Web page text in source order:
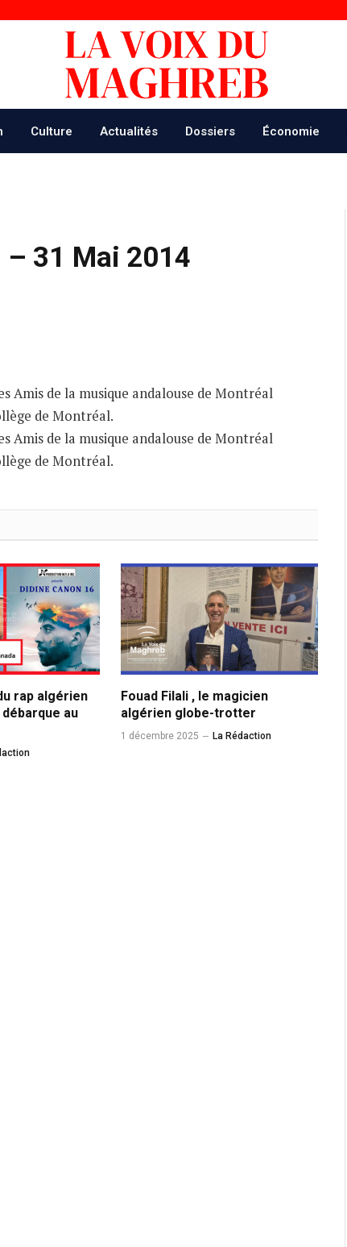
Culture Actualités Dossiers Économie
31 Mai 2014
Amis de la musique andalouse de Montréal
de Montréal.
Amis de la musique andalouse de Montréal
de Montréal.
rap algérien
débarque au
Fouad Filali , le magicien
algérien globe-trotter
1 décembre 2025 La Rédaction